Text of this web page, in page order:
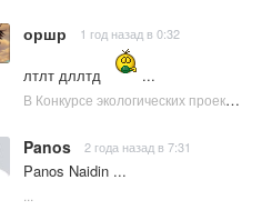
оршр 1 год назад в 0:32
лтлт дллтд
...
В Конкурсе экологических проектов в Подмосковье активно участвовала молодежь :: NewsRbk.ru...
Panos 2 года назад в 7:31
Panos Naidin ...